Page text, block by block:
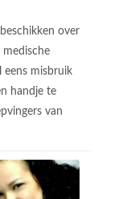
over
eens misbruik
handje te
van